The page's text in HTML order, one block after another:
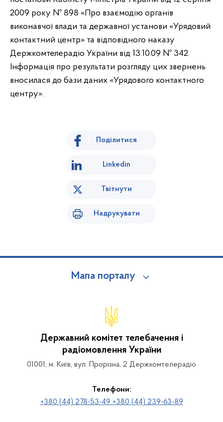
2009 року № 898 «Про взаємодію органів
виконавчої влади та державної установи «Урядовий
контактний центр» та відповідного наказу
Держкомтелерадіо України від 13.10.09 № 342.
Інформація про результати розгляду цих звернень
вносилася до бази даних «Урядового контактного
центру».
Поділитися
Linkedin
Твітнути
Надрукувати
Мапа порталу
Державний комітет телебачення і
радіомовлення України
01001, м. Київ, вул. Прорізна, 2 Держкомтелерадіо
Телефони:
+380 (44) 278-53-49 +380 (44) 239-63-89